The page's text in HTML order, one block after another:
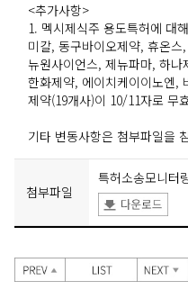
<추가사항>
1. 멕시제식주 용도특허에 대
미칼, 동구바이오제약, 휴온
뉴원사이언스, 제뉴파마, 하
한화제약, 에이치케이이노엔,
제약(19개사)이 10/11자로 무
기타 변동사항은 첨부파일을
첨부파일
특허소송모니터